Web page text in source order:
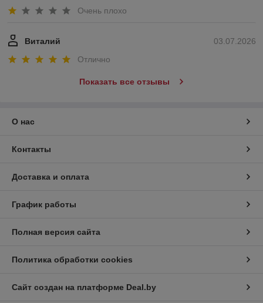
Очень плохо
03.07.2026
Виталий
Отлично
Показать все отзывы
О нас
Контакты
Доставка и оплата
График работы
Полная версия сайта
Политика обработки cookies
Сайт создан на платформе Deal.by